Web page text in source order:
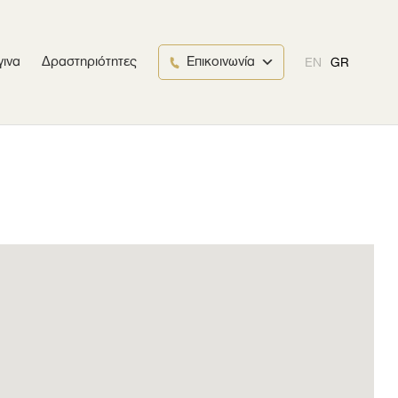
Δραστηριότητες Επικοινωνία EN GR